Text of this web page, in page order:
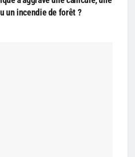
un incendie de forêt ?